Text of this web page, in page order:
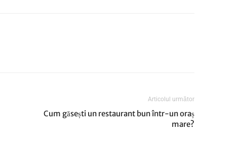
Articolul următor
Cum găsești un restaurant bun într-un oraș
mare?